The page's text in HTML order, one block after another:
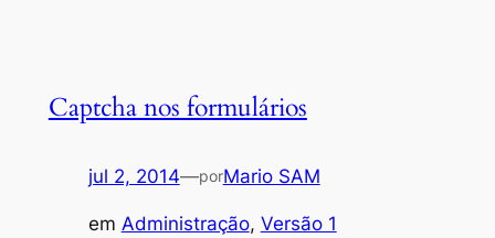
Captcha nos formulários
jul 2, 2014—porMario SAM
em Administração, Versão 1